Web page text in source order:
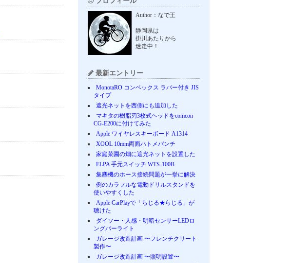
Author：なで王
静岡県は
掛川あたりから
迷走中！
最新エントリー
MonotaRO コンベックス ラバー付き JIS
タイプ
遮光ネットを西側にも追加した
マキタの樹脂刃3枚式ヘッドをcomcon
CG-E200に付けてみた
Apple ワイヤレスキーボード A1314
XOOL 10mm両面ハトメパンチ
家庭菜園の畑に遮光ネットを設置した
ELPA 手元スイッチ WTS-100B
集塵機のホース接続問題が一挙に解決
例のカラフルな電動ドリルスタンドを
使いやすくした
Apple CarPlayで「らじる★らじる」が
聴けた
ダイソー・人感・明暗センサーLEDロ
ングバーライト
ガレージ改造計画 〜フレンチクリート
製作〜
ガレージ改造計画 〜照明設置〜